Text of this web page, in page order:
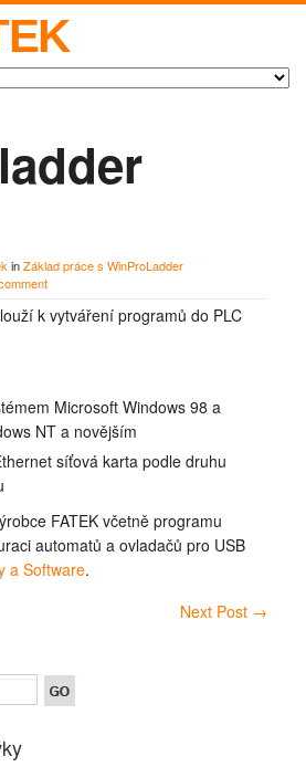
inZáklad práce s WinProLadder
k vytváření programů do PLC
Microsoft Windows 98 a
NT a novějším
síťová karta podle druhu
FATEK včetně programu
automatů a ovladačů pro USB
a Software.
Next Post →